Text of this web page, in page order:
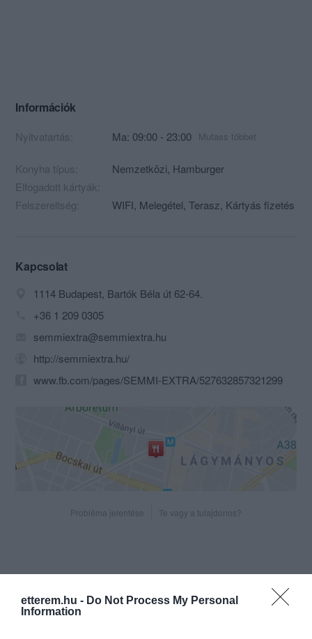
etterem.hu - Do Not Process My Personal
Information
Információk
Nyitvatartás: Ma: 09:00 - 23:00 Mutass többet
Konyha típus: Nemzetközi, Hamburger
Elfogadott kártyák:
Felszereltség:
WIFI, Melegétel, Terasz, Kártyás fizetés
Kapcsolat
1114 Budapest, Bartók Béla út 62-64.
+36 1 209 0305
semmiextra@semmiextra.hu
http://semmiextra.hu/
www.fb.com/pages/SEMMI-EXTRA/527632857321299
Probléma jelentése Te vagy a tulajdonos?